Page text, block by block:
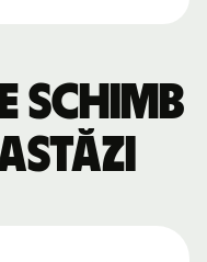
schimb
astăzi